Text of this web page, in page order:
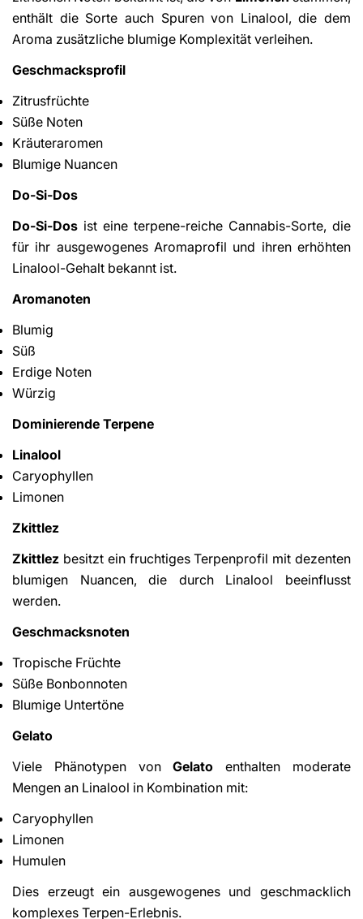
enthält die Sorte auch Spuren von Linalool, die dem
Aroma zusätzliche blumige Komplexität verleihen.
Geschmacksprofil
Zitrusfrüchte
Süße Noten
Kräuteraromen
Blumige Nuancen
Do-Si-Dos
Do-Si-Dos ist eine terpene-reiche Cannabis-Sorte, die
für ihr ausgewogenes Aromaprofil und ihren erhöhten
Linalool-Gehalt bekannt ist.
Aromanoten
Blumig
Süß
Erdige Noten
Würzig
Dominierende Terpene
Linalool
Caryophyllen
Limonen
Zkittlez
Zkittlez besitzt ein fruchtiges Terpenprofil mit dezenten
blumigen Nuancen, die durch Linalool beeinflusst
werden.
Geschmacksnoten
Tropische Früchte
Süße Bonbonnoten
Blumige Untertöne
Gelato
Viele Phänotypen vonGelato enthalten moderate
Mengen an Linalool in Kombination mit:
Caryophyllen
Limonen
Humulen
Dies erzeugt ein ausgewogenes und geschmacklich
komplexes Terpen-Erlebnis.